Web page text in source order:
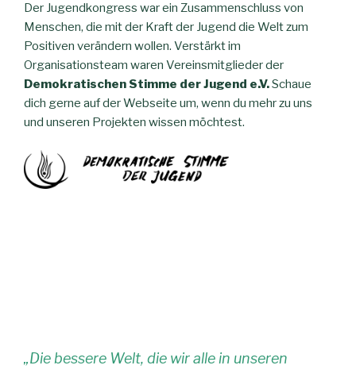
Der Jugendkongress war ein Zusammenschluss von
Menschen, die mit der Kraft der Jugend die Welt zum
Positiven verändern wollen. Verstärkt im
Organisationsteam waren Vereinsmitglieder der
Demokratischen Stimme der Jugend e.V.Schaue
dich gerne auf der Webseite um, wenn du mehr zu uns
und unseren Projekten wissen möchtest.
„Die bessere Welt, die wir alle in unseren